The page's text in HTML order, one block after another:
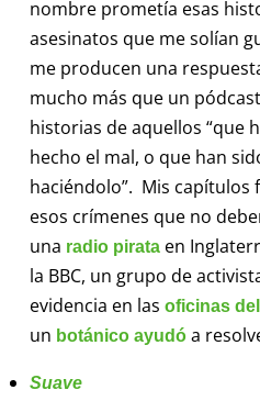
nombre prometía esas
asesinatos que me solían
me producen una
mucho más que un
historias de aquellos “que
hecho el mal, o que han
haciéndolo”. Mis capítulos
esos crímenes que no
una radio pirataen
la BBC, un grupo de
evidencia en las oficinas del
un botánico ayudóa
Suave